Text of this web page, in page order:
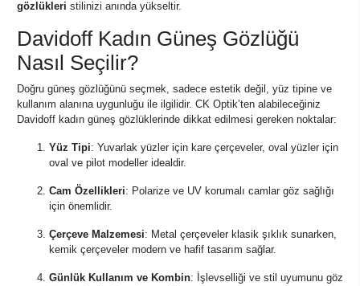
gözlükleri stilinizi anında yükseltir.
Davidoff Kadın Güneş Gözlüğü
Nasıl Seçilir?
Doğru güneş gözlüğünü seçmek, sadece estetik değil, yüz tipine ve
kullanım alanına uygunluğu ile ilgilidir. CK Optik’ten alabileceğiniz
Davidoff kadın güneş gözlüklerinde dikkat edilmesi gereken noktalar:
Yüz Tipi: Yuvarlak yüzler için kare çerçeveler, oval yüzler için
oval ve pilot modeller idealdir.
Cam Özellikleri: Polarize ve UV korumalı camlar göz sağlığı
için önemlidir.
Çerçeve Malzemesi: Metal çerçeveler klasik şıklık sunarken,
kemik çerçeveler modern ve hafif tasarım sağlar.
Günlük Kullanım ve Kombin: İşlevselliği ve stil uyumunu göz